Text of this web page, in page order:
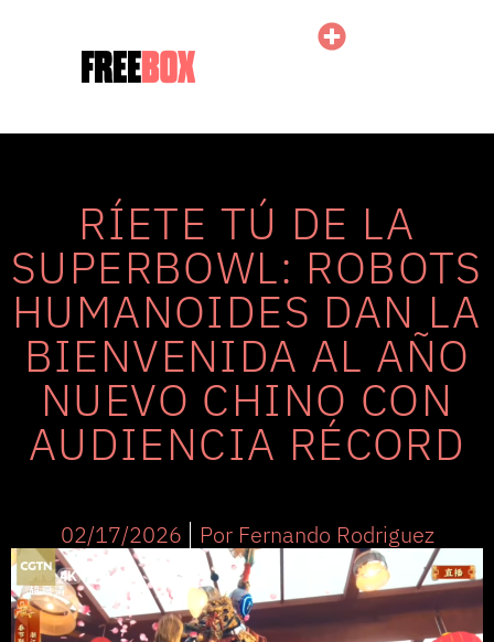
RÍETE TÚ DE LA
SUPERBOWL: ROBOTS
HUMANOIDES DAN LA
BIENVENIDA AL AÑO
NUEVO CHINO CON
AUDIENCIA RÉCORD
02/17/2026 PorFernando Rodriguez